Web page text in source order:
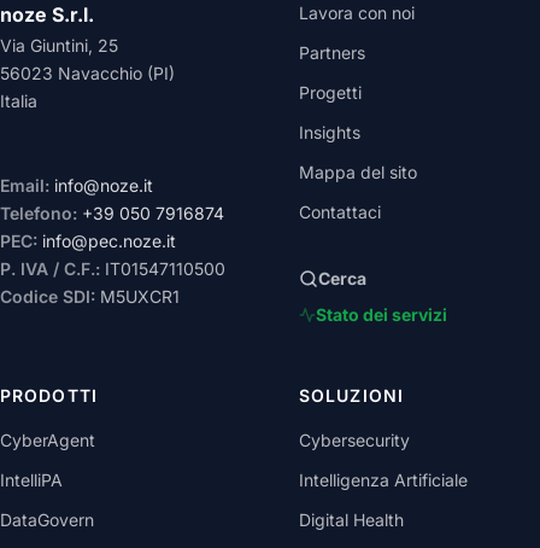
noze S.r.l.
Via Giuntini, 25
56023 Navacchio (PI)
Italia
Email: info@noze.it
Telefono: +39 050 7916874
PEC: info@pec.noze.it
P. IVA / C.F.: IT01547110500
Codice SDI: M5UXCR1
Lavora con noi
Partners
Progetti
Insights
Mappa del sito
Contattaci
Cerca
Stato dei servizi
PRODOTTI
CyberAgent
IntelliPA
DataGovern
SOLUZIONI
Cybersecurity
Intelligenza Artificiale
Digital Health